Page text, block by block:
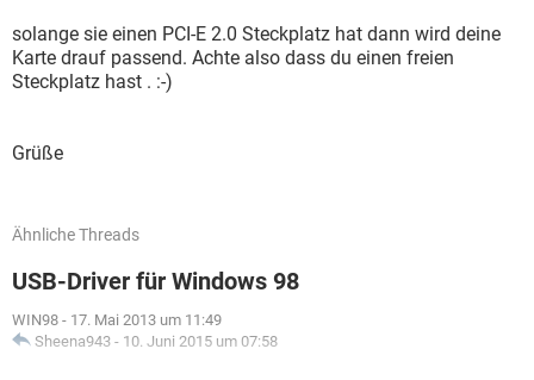
solange sie einen PCI-E 2.0 Steckplatz hat dann wird deine
Karte drauf passend. Achte also dass du einen freien
Steckplatz hast . :-)
Grüße
Ähnliche Threads
USB-Driver für Windows 98
WIN98 - 17. Mai 2013 um 11:49
Sheena943 - 10. Juni 2015 um 07:58